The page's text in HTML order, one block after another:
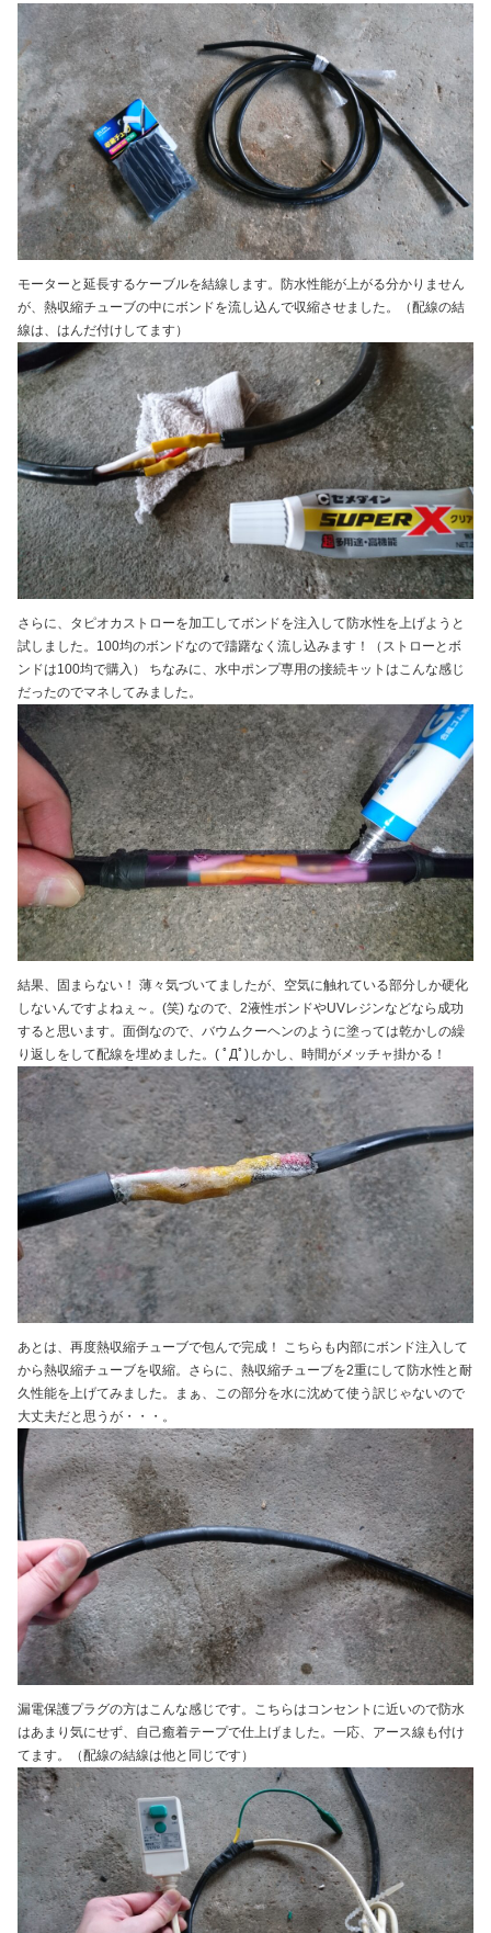
モーターと延長するケーブルを結線します。防水性能が上がる分かりません
が、熱収縮チューブの中にボンドを流し込んで収縮させました。（配線の結
線は、はんだ付けしてます）
さらに、タピオカストローを加工してボンドを注入して防水性を上げようと
試しました。100均のボンドなので躊躇なく流し込みます！（ストローとボ
ンドは100均で購入） ちなみに、水中ポンプ専用の接続キットはこんな感じ
だったのでマネしてみました。
結果、固まらない！ 薄々気づいてましたが、空気に触れている部分しか硬化
しないんですよねぇ～。(笑) なので、2液性ボンドやUVレジンなどなら成功
すると思います。面倒なので、バウムクーヘンのように塗っては乾かしの繰
り返しをして配線を埋めました。( ﾟДﾟ)しかし、時間がメッチャ掛かる！
あとは、再度熱収縮チューブで包んで完成！ こちらも内部にボンド注入して
から熱収縮チューブを収縮。さらに、熱収縮チューブを2重にして防水性と耐
久性能を上げてみました。まぁ、この部分を水に沈めて使う訳じゃないので
大丈夫だと思うが・・・。
漏電保護プラグの方はこんな感じです。こちらはコンセントに近いので防水
はあまり気にせず、自己癒着テープで仕上げました。一応、アース線も付け
てます。（配線の結線は他と同じです）